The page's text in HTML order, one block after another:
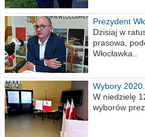
Prezydent
obrażajmy
Dzisiaj w
prasowa,
Włocławka..
Wybory
procent
W niedzielę
wyborów